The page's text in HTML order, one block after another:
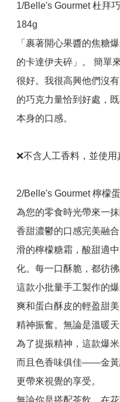
1/Belle's Gourmet 杜拜
184g
「裹著開心果醬的焦糖
的卡達伊夫碎」。 簡單
很好。我很高興他們沒
的巧克力量恰到好處，
本身的口感。
❌不含人工香料，並使
2/Belle's Gourmet 檸檬
為您的零食時光帶來一
香甜濃鬱的口感完美融
滑的檸檬糖霜，酸甜適
化。每一口酥脆，都彷
這款小批量手工製作的
爽和蛋白酥皮的輕盈甜
精神振奮。無論是溫暖
為了提振精神，這款爆
而且色香味俱佳——金黃
更帶來視覺的享受。
無論你是搭配茶飲、在